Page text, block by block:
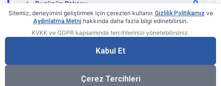
⭐ Bugünün Rekoru: 0
Gerçek zamanlı sayaç
Sitemiz, deneyimini geliştirmek için çerezleri kullanır. Gizlilik Politikamız ve
Aydınlatma Metni hakkında daha fazla bilgi edinebilirsin.
KVKK ve GDPR kapsamında tercihlerinizi yönetebilirsiniz.
Kabul Et
Çerez Tercihleri